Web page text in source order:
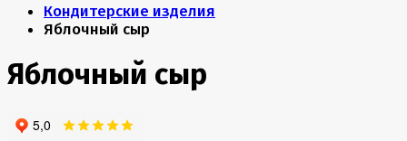
Кондитерские изделия
Яблочный сыр
Яблочный сыр